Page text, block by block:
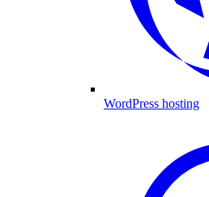
WordPress hosting